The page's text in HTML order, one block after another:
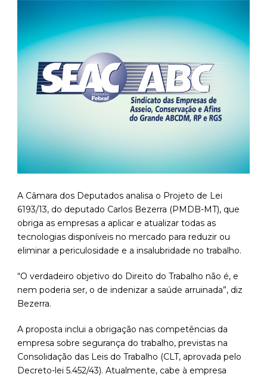
A Câmara dos Deputados analisa o Projeto de Lei
6193/13, do deputado Carlos Bezerra (PMDB-MT), que
obriga as empresas a aplicar e atualizar todas as
tecnologias disponíveis no mercado para reduzir ou
eliminar a periculosidade e a insalubridade no trabalho.
“O verdadeiro objetivo do Direito do Trabalho não é, e
nem poderia ser, o de indenizar a saúde arruinada”, diz
Bezerra.
A proposta inclui a obrigação nas competências da
empresa sobre segurança do trabalho, previstas na
Consolidação das Leis do Trabalho (CLT, aprovada pelo
Decreto-lei 5.452/43). Atualmente, cabe à empresa